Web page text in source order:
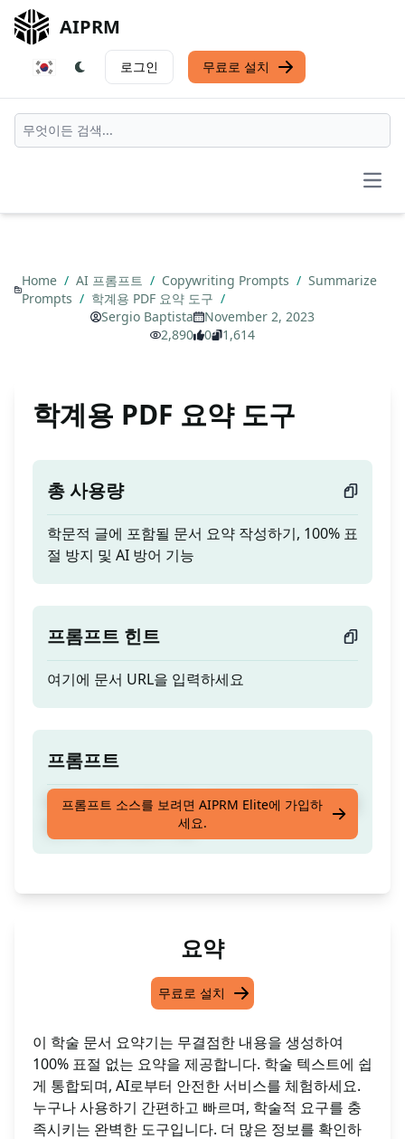
AIPRM
로그인 무료로 설치
Home / AI 프롬프트 / Copywriting Prompts / Summarize
Prompts / 학계용 PDF 요약 도구 /
Sergio Baptista
November 2, 2023
2,890
0 1,614
학계용 PDF 요약 도구
총 사용량
학문적 글에 포함될 문서 요약 작성하기, 100% 표
절 방지 및 AI 방어 기능
프롬프트 힌트
여기에 문서 URL을 입력하세요
프롬프트
학문적 글에 포함될 문서 요약 작성하기, 100% 표
절 방지 및 AI 방어 기능
프롬프트 소스를 보려면 AIPRM Elite에 가입하
세요.
요약
무료로 설치
이 학술 문서 요약기는 무결점한 내용을 생성하여
100% 표절 없는 요약을 제공합니다. 학술 텍스트에 쉽
게 통합되며, AI로부터 안전한 서비스를 체험하세요.
누구나 사용하기 간편하고 빠르며, 학술적 요구를 충
족시키는 완벽한 도구입니다. 더 많은 정보를 확인하